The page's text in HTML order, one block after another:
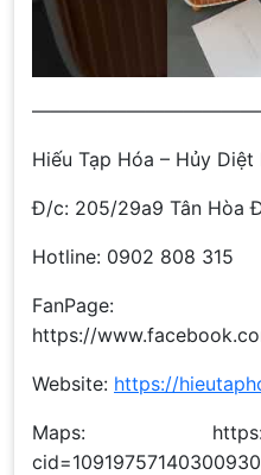
Hiếu Tạp Hóa – Hủy Diệt
Đ/c: 205/29a9 Tân Hòa
Hotline: 0902 808 315
FanPage:
https://
Website: https://
Maps: https://